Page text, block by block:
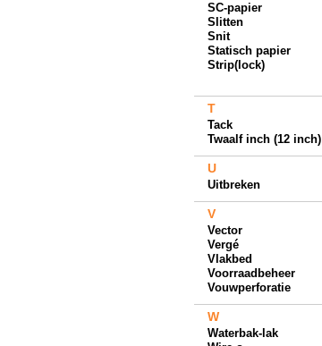
SC-papier
Slitten
Snit
Statisch papier
Strip(lock)
T
Tack
Twaalf inch (12 inch)
U
Uitbreken
V
Vector
Vergé
Vlakbed
Voorraadbeheer
Vouwperforatie
W
Waterbak-lak